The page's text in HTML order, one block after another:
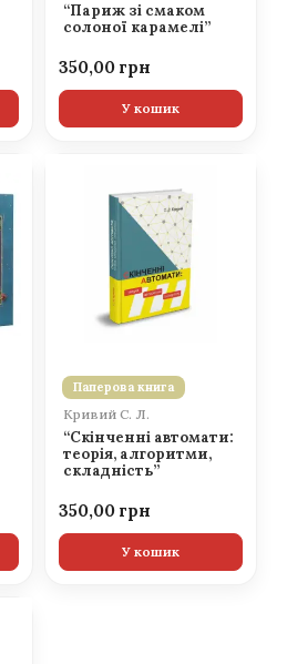
“Париж зі смаком
солоної карамелі”
350,00
У кошик
Паперова книга
Кривий С. Л.
“Скінченні автомати:
теорія, алгоритми,
складність”
350,00
У кошик